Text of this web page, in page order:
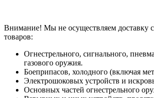
Внимание! Мы не осуществляем доставку
товаров:
Огнестрельного, сигнального,
газового оружия.
Боеприпасов, холодного (включая
Электрошоковых устройств и
Основных частей огнестрельного